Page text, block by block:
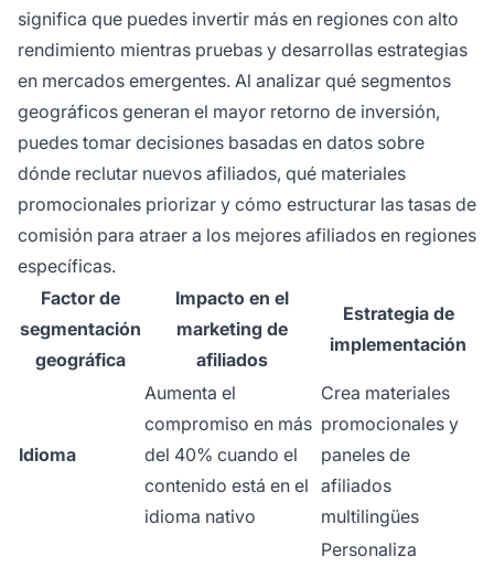
significa que puedes invertir más en regiones con alto
rendimiento mientras pruebas y desarrollas estrategias
en mercados emergentes. Al analizar qué segmentos
geográficos generan el mayor retorno de inversión,
puedes tomar decisiones basadas en datos sobre
dónde reclutar nuevos afiliados, qué materiales
promocionales priorizar y cómo estructurar las tasas de
comisión para atraer a los mejores afiliados en regiones
específicas.
Factor de
segmentación
geográfica
Impacto en el
marketing de
afiliados
Estrategia de
implementación
Idioma
Aumenta el
compromiso en más
del 40% cuando el
contenido está en el
idioma nativo
Crea materiales
promocionales y
paneles de
afiliados
multilingües
Personaliza